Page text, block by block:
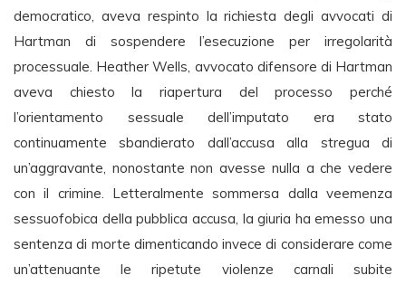
democratico, aveva respinto la richiesta degli avvocati di
Hartman di sospendere l’esecuzione per irregolarità
processuale. Heather Wells, avvocato difensore di Hartman
aveva chiesto la riapertura del processo perché
l’orientamento sessuale dell’imputato era stato
continuamente sbandierato dall’accusa alla stregua di
un’aggravante, nonostante non avesse nulla a che vedere
con il crimine. Letteralmente sommersa dalla veemenza
sessuofobica della pubblica accusa, la giuria ha emesso una
sentenza di morte dimenticando invece di considerare come
un’attenuante le ripetute violenze carnali subite